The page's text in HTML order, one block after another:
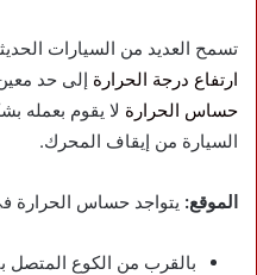
تسمح العديد من السيارات
ارتفاع درجة الحرارة إلى حد
حساس الحرارة لا يقوم بعمله
السيارة من إيقاف المحرك.
الموقع: يتواجد حساس الحرارة
بالقرب من الكوع المتصل